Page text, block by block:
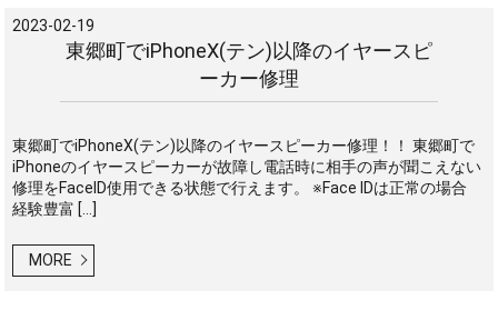
2023-02-19
東郷町でiPhoneX(テン)以降のイヤースピ
ーカー修理
東郷町でiPhoneX(テン)以降のイヤースピーカー修理！！ 東郷町で
iPhoneのイヤースピーカーが故障し電話時に相手の声が聞こえない
修理をFaceID使用できる状態で行えます。 ※Face IDは正常の場合
経験豊富 […]
MORE